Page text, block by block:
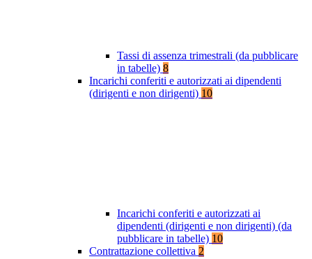
Tassi di assenza trimestrali (da pubblicare
in tabelle) 8
Incarichi conferiti e autorizzati ai dipendenti
(dirigenti e non dirigenti) 10
Incarichi conferiti e autorizzati ai
dipendenti (dirigenti e non dirigenti) (da
pubblicare in tabelle) 10
Contrattazione collettiva 2